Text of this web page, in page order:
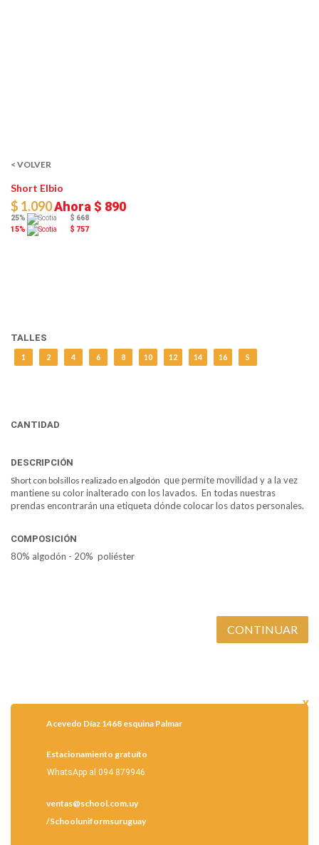
< VOLVER
Short Elbio
$ 1.090Ahora $ 890
25%
$ 668
15%
$ 757
TALLES
1 2 4 6 8 10 12 14 16 S
CANTIDAD
DESCRIPCIÓN
Short con bolsillos realizado en algodón que permite movilidad y a la vez
mantiene su color inalterado con los lavados. En todas nuestras
prendas encontrarán una etiqueta dónde colocar los datos personales.
COMPOSICIÓN
80% algodón - 20% poliéster
Acevedo Díaz 1468 esquina Palmar
Estacionamiento gratuíto
WhatsApp al 094 879946
ventas@school.com.uy
/Schooluniformsuruguay